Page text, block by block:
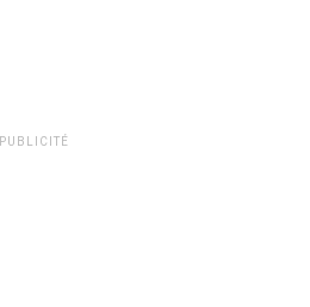
PUBLICITÉ